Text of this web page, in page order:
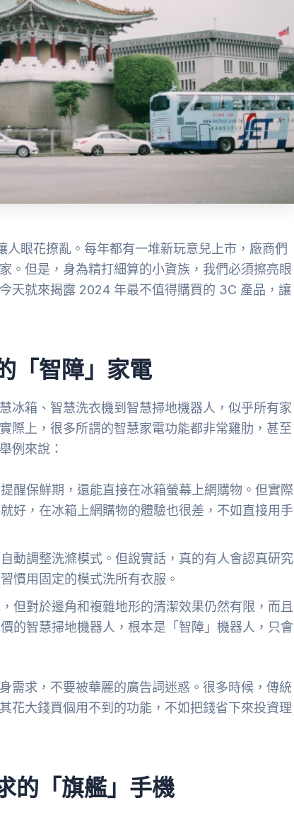
眼花撩亂。每年都有一堆新玩意兒上市，廠商們
。但是，身為精打細算的小資族，我們必須擦亮眼
天就來揭露 2024 年最不值得購買的 3C 產品，讓
「智障」家電
冰箱、智慧洗衣機到智慧掃地機器人，似乎所有家
際上，很多所謂的智慧家電功能都非常雞肋，甚至
例來說：
醒保鮮期，還能直接在冰箱螢幕上網購物。但實際
好，在冰箱上網購物的體驗也很差，不如直接用手
動調整洗滌模式。但說實話，真的有人會認真研究
慣用固定的模式洗所有衣服。
但對於邊角和複雜地形的清潔效果仍然有限，而且
的智慧掃地機器人，根本是「智障」機器人，只會
需求，不要被華麗的廣告詞迷惑。很多時候，傳統
花大錢買個用不到的功能，不如把錢省下來投資理
的「旗艦」手機